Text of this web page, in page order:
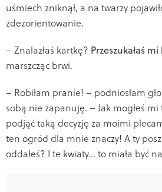
uśmiech zniknął, a na twarzy
zdezorientowanie.
– Znalazłaś kartkę? Przeszukałaś
marszcząc brwi.
– Robiłam pranie! – podniosłam
sobą nie zapanuję. – Jak mogłeś mi
podjąć taką decyzję za moimi
ten ogród dla mnie znaczy! A ty
oddałeś? I te kwiaty… to miała być